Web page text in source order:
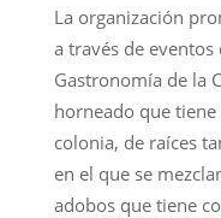
La organización
a través de
Gastronomía de la
horneado que
colonia, de raíces
en el que se
adobos que tiene